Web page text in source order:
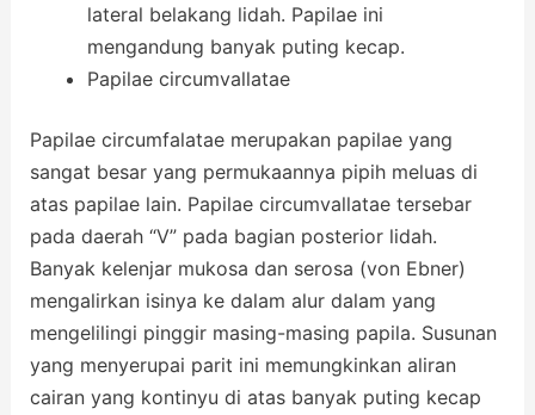
lateral belakang lidah. Papilae ini
mengandung banyak puting kecap.
Papilae circumvallatae
Papilae circumfalatae merupakan papilae yang
sangat besar yang permukaannya pipih meluas di
atas papilae lain. Papilae circumvallatae tersebar
pada daerah “V” pada bagian posterior lidah.
Banyak kelenjar mukosa dan serosa (von Ebner)
mengalirkan isinya ke dalam alur dalam yang
mengelilingi pinggir masing-masing papila. Susunan
yang menyerupai parit ini memungkinkan aliran
cairan yang kontinyu di atas banyak puting kecap